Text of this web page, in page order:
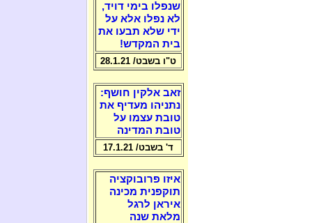
שנפלו בימי דויד,
לא נפלו אלא על
ידי שלא תבעו את
בית המקדש!
ט"ו בשבט/ 28.1.21
זאב אלקין חושף:
נתניהו מעדיף את
טובת עצמו על
טובת המדינה
ד' בשבט/ 17.1.21
איזו פרובוקציה
תוקפנית מכינה
איראן לרגל
מלאת שנה